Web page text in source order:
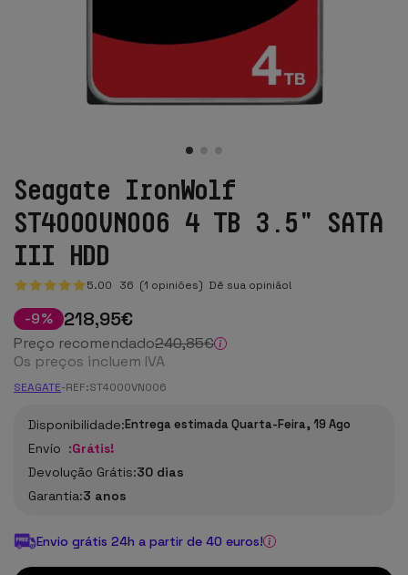
Seagate IronWolf
ST4000VN006 4 TB 3.5" SATA
III HDD
5.00 36 (1 opiniões) Dê sua opinião!
-9% 218,95€
Preço recomendado240,85€
Os preços incluem IVA
SEAGATE-REF:ST4000VN006
Disponibilidade:Entrega estimada Quarta-Feira, 19 Ago
Envío :Grátis!
Devolução Grátis:30 dias
Garantia:3 anos
Envio grátis 24h a partir de 40 euros!